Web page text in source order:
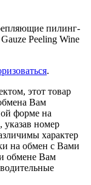
пилинг-
Peeling Wine
.
этот товар
Вам
форме на
, указав номер
характер
на обмен с Вами
обмене Вам